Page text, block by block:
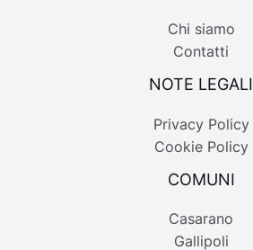
Chi siamo
Contatti
NOTE LEGALI
Privacy Policy
Cookie Policy
COMUNI
Casarano
Gallipoli